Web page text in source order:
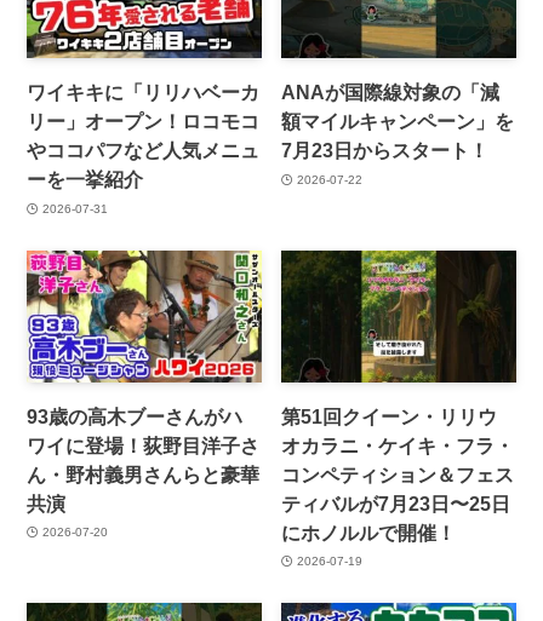
ワイキキに「リリハベーカ
リー」オープン！ロコモコ
やココパフなど人気メニュ
ーを一挙紹介
2026-07-31
ANAが国際線対象の「減
額マイルキャンペーン」を
7月23日からスタート！
2026-07-22
93歳の高木ブーさんがハ
ワイに登場！荻野目洋子さ
ん・野村義男さんらと豪華
共演
2026-07-20
第51回クイーン・リリウ
オカラニ・ケイキ・フラ・
コンペティション＆フェス
ティバルが7月23日〜25日
にホノルルで開催！
2026-07-19